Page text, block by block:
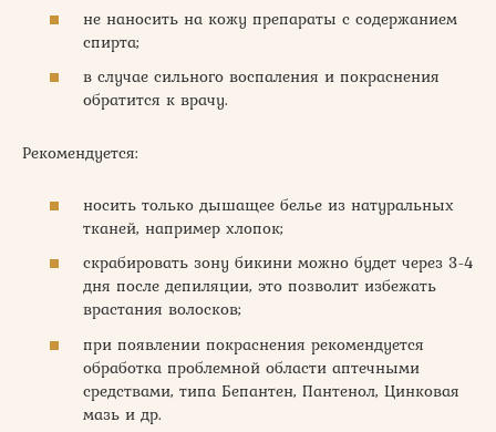
не наносить на кожу препараты с содержанием
спирта;
в случае сильного воспаления и покраснения
обратится к врачу.
Рекомендуется:
носить только дышащее белье из натуральных
тканей, например хлопок;
скрабировать зону бикини можно будет через 3-4
дня после депиляции, это позволит избежать
врастания волосков;
при появлении покраснения рекомендуется
обработка проблемной области аптечными
средствами, типа Бепантен, Пантенол, Цинковая
мазь и др.